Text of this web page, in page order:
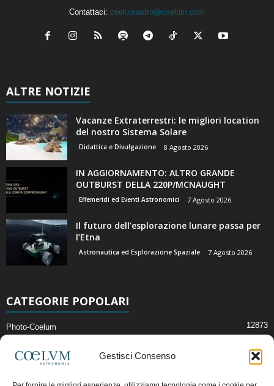
Gestisci Consenso
Contattaci: coelumastro@coelum.com
ALTRE NOTIZIE
Vacanze Extraterrestri: le migliori location
del nostro Sistema Solare
Didattica e Divulgazione 8 Agosto 2026
IN AGGIORNAMENTO: ALTRO GRANDE
OUTBURST DELLA 220P/MCNAUGHT
Effemeridi ed Eventi Astronomici 7 Agosto 2026
Il futuro dell’esplorazione lunare passa per
l’Etna
Astronautica ed Esplorazione Spaziale 7 Agosto 2026
CATEGORIE POPOLARI
Photo-Coelum 12873
News di Astronomia 2412
Cielo del Mese